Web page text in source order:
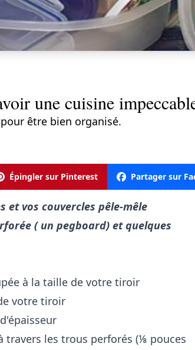
une cuisine
être bien organisé.
Épingler sur Pinterest Partager sur
et vos couvercles pêle-mêle
( un pegboard) et quelques
à la taille de votre tiroir
votre tiroir
les trous perforés (⅛ pouces